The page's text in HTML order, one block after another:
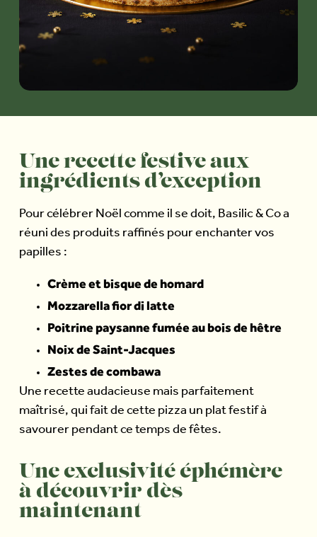
Une recette festive aux
ingrédients d’exception
Pour célébrer Noël comme il se doit, Basilic & Co a
réuni des produits raffinés pour enchanter vos
papilles :
Crème et bisque de homard
Mozzarella fior di latte
Poitrine paysanne fumée au bois de hêtre
Noix de Saint-Jacques
Zestes de combawa
Une recette audacieuse mais parfaitement
maîtrisé, qui fait de cette pizza un plat festif à
savourer pendant ce temps de fêtes.
Une exclusivité éphémère
à découvrir dès
maintenant